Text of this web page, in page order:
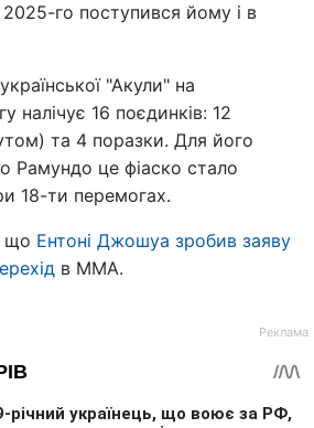
2025-го поступився йому і в
"Акули" на
налічує 16 поєдинків: 12
та 4 поразки. Для його
Рамундо це фіаско стало
18-ти перемогах.
що Ентоні Джошуа зробив заяву
в ММА.